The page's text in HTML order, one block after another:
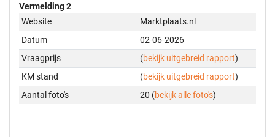
Vermelding 2
Website
Marktplaats.nl
Datum
02-06-2026
Vraagprijs
(bekijk uitgebreid rapport)
KM stand
(bekijk uitgebreid rapport)
Aantal foto's
20 (bekijk alle foto's)